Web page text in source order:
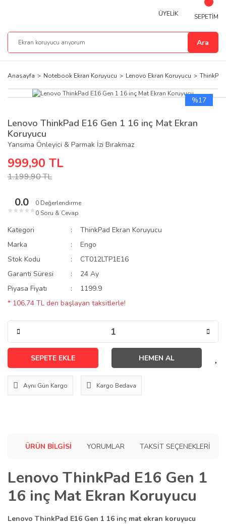
Ara
ÜYELİK SEPETİM
Anasayfa Notebook Ekran Koruyucu Lenovo Ekran Koruyucu
%17
Lenovo ThinkPad E16 Gen 1 16 inç Mat Ekran
Koruyucu
Yansıma Önleyici & Parmak İzi Bırakmaz
999,90 TL
1.199,90 TL
0.0
★ ★ ★ ★ ★
0 Değerlendirme
0 Soru & Cevap
Kategori
ThinkPad Ekran Koruyucu
Marka
Engo
Stok Kodu
CT012LTP1E16
Garanti Süresi
24 Ay
Piyasa Fiyatı
1199.9
* 106,74 TL den başlayan taksitlerle!
SEPETE EKLE HEMEN AL
Aynı Gün Kargo Kargo Bedava
ÜRÜN BILGISI YORUMLAR TAKSIT SEÇENEKLERI
Lenovo ThinkPad E16 Gen 1
16 inç Mat Ekran Koruyucu
Lenovo ThinkPad E16 Gen 1 16 inç mat ekran koruyucu